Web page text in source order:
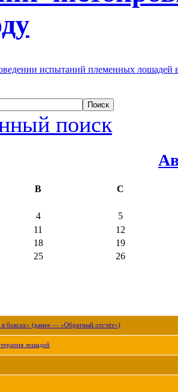
испытаний племенных лошадей
поиск
В С
4
5
11
12
18
19
25
26
боксах» (ранее — «Обратный отсчёт»)
лошадей